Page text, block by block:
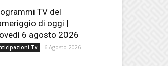
TV del
di oggi |
6 agosto 2026
Tv 6 Agosto 2026